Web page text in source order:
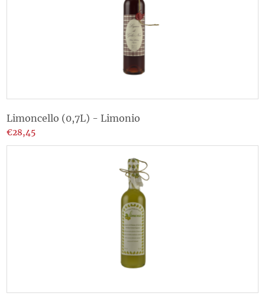
Limoncello (0,7L) - Limonio
€28,45